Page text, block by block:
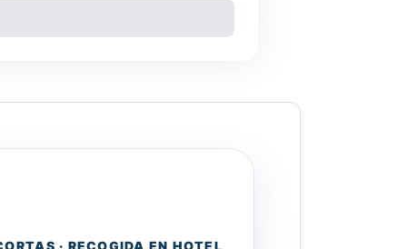
· RECOGIDA EN HOTEL